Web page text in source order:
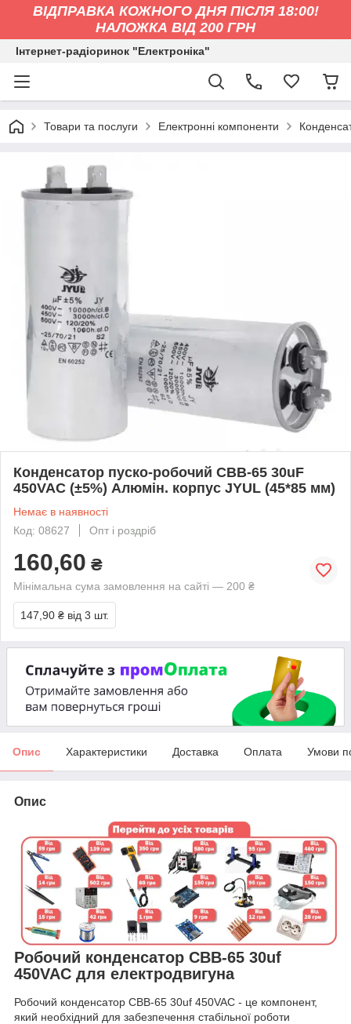
ВІДПРАВКА КОЖНОГО ДНЯ ПІСЛЯ 18:00!
НАЛОЖКА ВІД 200 ГРН
Інтернет-радіоринок "Електроніка"
Товари та послуги Електронні компоненти
Конденсатор пуско-робочий CBB-65 30uF
450VAC (±5%) Алюмін. корпус JYUL (45*85 мм)
Немає в наявності
Код: 08627
Опт і роздріб
160,60 ₴
Мінімальна сума замовлення на сайті — 200 ₴
147,90 ₴ від 3 шт.
Опис Характеристики Доставка Оплата Умови
Опис
Робочий конденсатор CBB-65 30uf
450VAC для електродвигуна
Робочий конденсатор CBB-65 30uf 450VAC - це компонент,
який необхідний для забезпечення стабільної роботи